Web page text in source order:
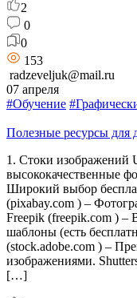
2
0
0
153
radzeveljuk@mail.ru
07 апреля
#Обучение
Полезные ресурсы для
1. Стоки изображений
высококачественные
Широкий выбор
(pixabay.com ) –
Freepik (freepik.com ) –
шаблоны (есть
(stock.adobe.com ) –
изображениями.
[…]